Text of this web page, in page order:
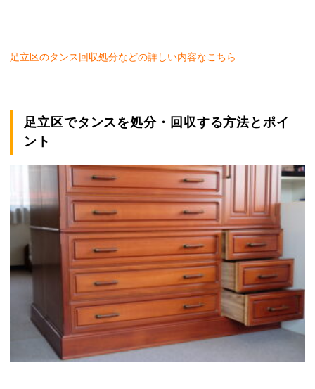
足立区のタンス回収処分などの詳しい内容なこちら
足立区でタンスを処分・回収する方法とポイ
ント